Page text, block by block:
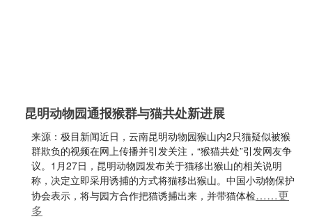
昆明动物园通报猴群与猫共处新进展
来源：极目新闻近日，云南昆明动物园猴山内2只猫疑似被猴
群欺负的视频在网上传播并引发关注，“猴猫共处”引发网友争
议。1月27日，昆明动物园发布关于猫移出猴山的相关说明
称，决定立即采用诱捕的方式将猫移出猴山。中国小动物保护
协会表示，将与园方合作把猫诱捕出来，并带猫体检……更
多